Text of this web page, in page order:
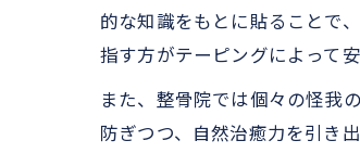
的な知識をもとに貼ることで
指す方がテーピングによって
また、整骨院では個々の怪我
防ぎつつ、自然治癒力を引き